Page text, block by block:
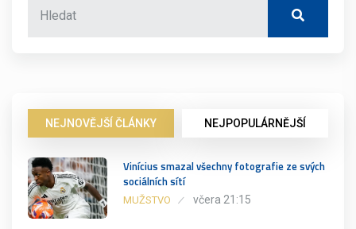
NEJNOVĚJŠÍ ČLÁNKY NEJPOPULÁRNĚJŠÍ
Vinícius smazal všechny fotografie ze svých
sociálních sítí
MUŽSTVO včera 21:15